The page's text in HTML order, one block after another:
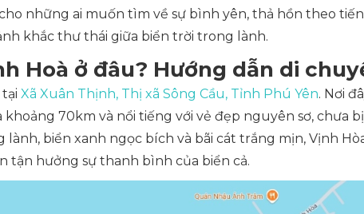
những ai muốn tìm về sự bình yên, thả hồn theo
khắc thư thái giữa biển trời trong lành.
Hoà ở đâu? Hướng dẫn di
Xã Xuân Thịnh, Thị xã Sông Cầu, Tỉnh Phú Yên. Nơi
70km và nổi tiếng với vẻ đẹp nguyên sơ, chưa
biển xanh ngọc bích và bãi cát trắng mịn, Vịnh
tận hưởng sự thanh bình của biển cả.